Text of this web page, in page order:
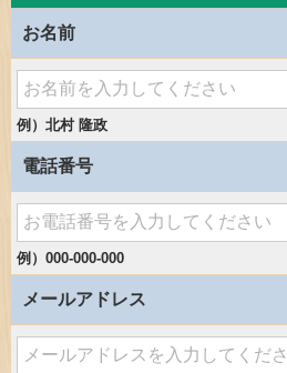
お名前
例）北村 隆政
電話番号
例）000-000-000
メールアドレス